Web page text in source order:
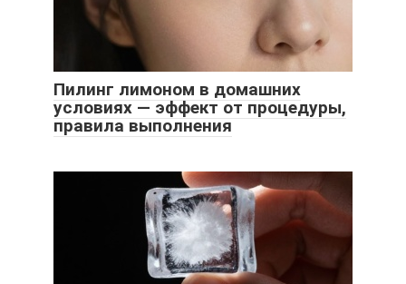
Пилинг лимоном в домашних
условиях — эффект от процедуры,
правила выполнения